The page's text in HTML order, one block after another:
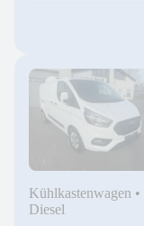
Kühlkastenwagen •
Diesel